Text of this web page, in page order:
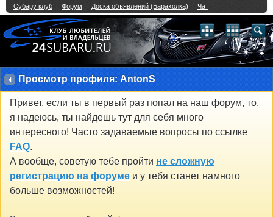
Просмотр профиля: AntonS
Привет, если ты в первый раз попал на наш форум, то,
я надеюсь, ты найдешь тут для себя много
интересного! Часто задаваемые вопросы по ссылке
FAQ.
А вообще, советую тебе пройти не сложную
регистрацию на форуме и у тебя станет намного
больше возможностей!
Single Sign On provided byvBSSO
2 3 4 5 6 7 8 9 10 11 12 13 14 15 16 17 18 21 22 23 24 25 26
27 28 29 30 31 32 33 34 35 36 37 38 39 40 41 42 43